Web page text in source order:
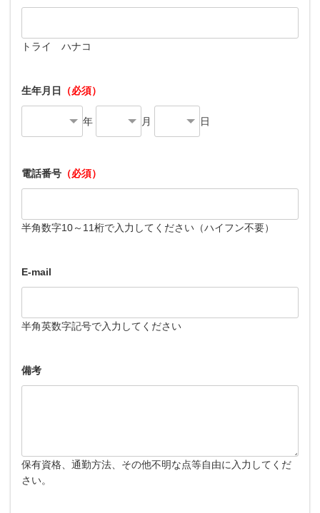
トライ ハナコ
生年月日 （必須）
年 月 日
電話番号 （必須）
半角数字10～11桁で入力してください（ハイフン不要）
E-mail
半角英数字記号で入力してください
備考
保有資格、通勤方法、その他不明な点等自由に入力してくだ
さい。